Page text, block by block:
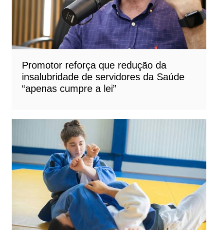
Promotor reforça que redução da
insalubridade de servidores da Saúde
“apenas cumpre a lei”